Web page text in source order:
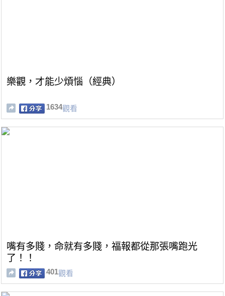
樂觀，才能少煩惱（經典）
1634觀看
嘴有多賤，命就有多賤，福報都從那張嘴跑光
了！！
401觀看